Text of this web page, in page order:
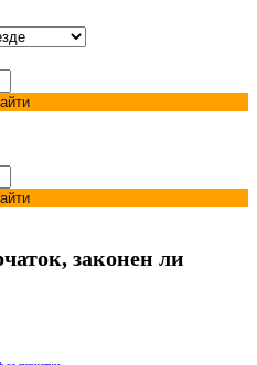
законен ли